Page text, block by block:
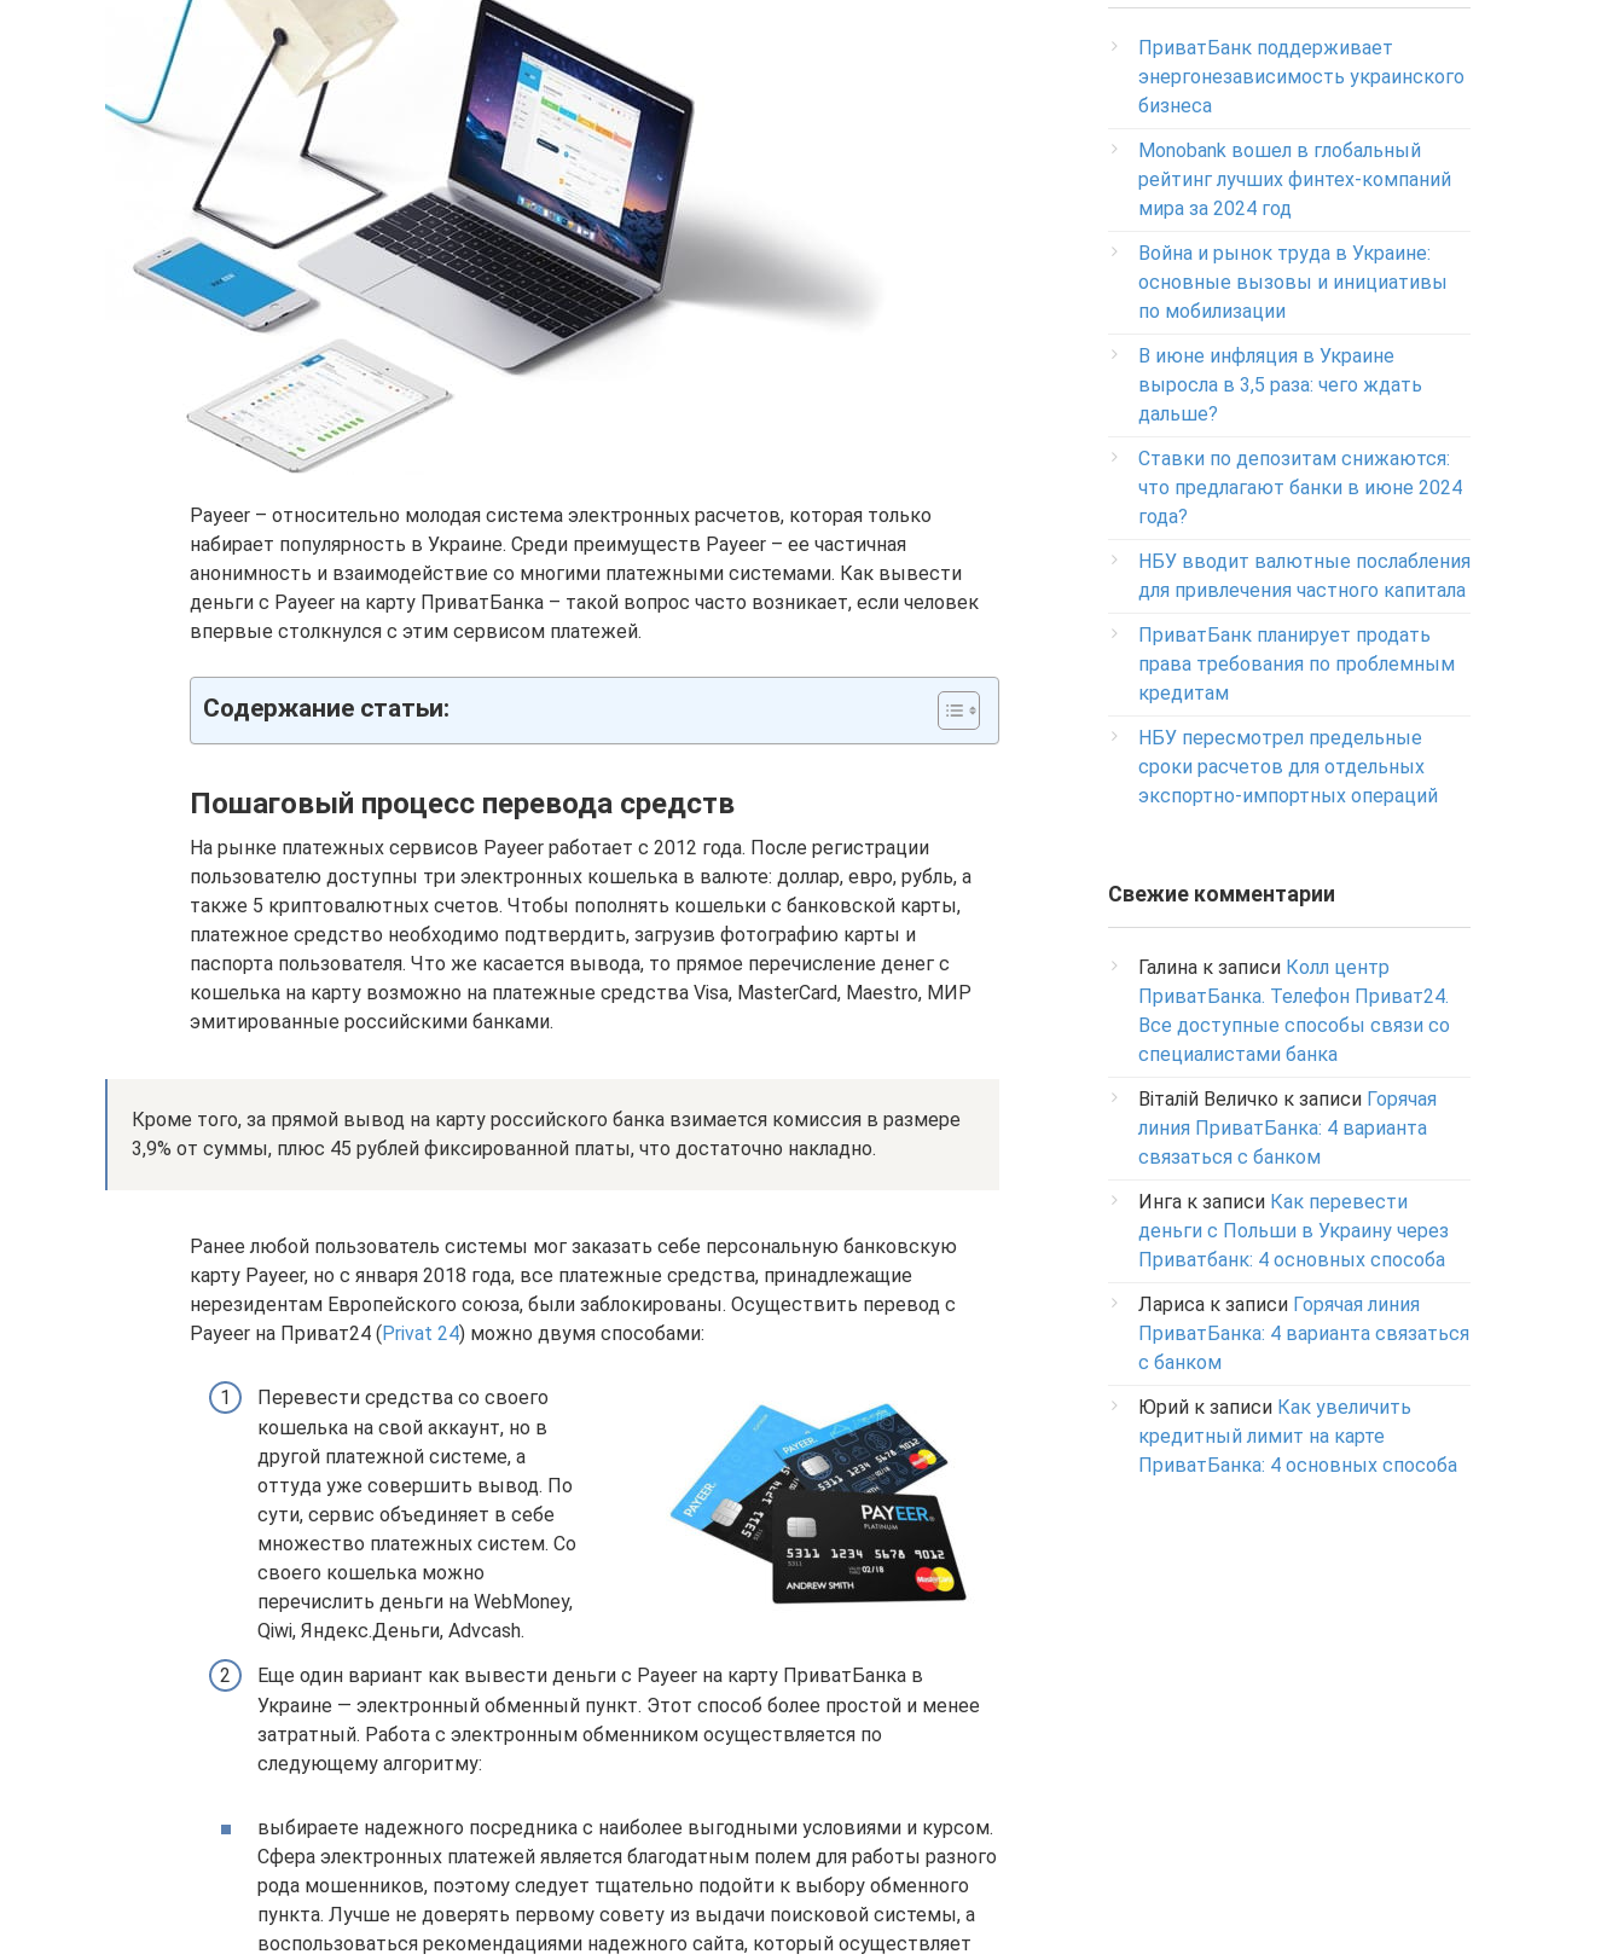
Payeer – относительно молодая система электронных расчетов, которая только
набирает популярность в Украине. Среди преимуществ Payeer – ее частичная
анонимность и взаимодействие со многими платежными системами. Как вывести
деньги с Payeer на карту ПриватБанка – такой вопрос часто возникает, если человек
впервые столкнулся с этим сервисом платежей.
Содержание статьи:
Пошаговый процесс перевода средств
На рынке платежных сервисов Payeer работает с 2012 года. После регистрации
пользователю доступны три электронных кошелька в валюте: доллар, евро, рубль, а
также 5 криптовалютных счетов. Чтобы пополнять кошельки с банковской карты,
платежное средство необходимо подтвердить, загрузив фотографию карты и
паспорта пользователя. Что же касается вывода, то прямое перечисление денег с
кошелька на карту возможно на платежные средства Visa, MasterCard, Maestro, МИР
эмитированные российскими банками.
Кроме того, за прямой вывод на карту российского банка взимается комиссия в размере
3,9% от суммы, плюс 45 рублей фиксированной платы, что достаточно накладно.
Ранее любой пользователь системы мог заказать себе персональную банковскую
карту Payeer, но с января 2018 года, все платежные средства, принадлежащие
нерезидентам Европейского союза, были заблокированы. Осуществить перевод с
Payeer на Приват24 (Privat 24) можно двумя способами:
Перевести средства со своего
кошелька на свой аккаунт, но в
другой платежной системе, а
оттуда уже совершить вывод. По
сути, сервис объединяет в себе
множество платежных систем. Со
своего кошелька можно
перечислить деньги на WebMoney,
Qiwi, Яндекс.Деньги, Advcash.
Еще один вариант как вывести деньги с Payeer на карту ПриватБанка в
Украине — электронный обменный пункт. Этот способ более простой и менее
затратный. Работа с электронным обменником осуществляется по
следующему алгоритму:
выбираете надежного посредника с наиболее выгодными условиями и курсом.
Сфера электронных платежей является благодатным полем для работы разного
рода мошенников, поэтому следует тщательно подойти к выбору обменного
пункта. Лучше не доверять первому совету из выдачи поисковой системы, а
воспользоваться рекомендациями надежного сайта, который осуществляет
Телефон для звонков из-за рубежа
+38-056-716-11-31
корпоративных клиентов ПриватБанка
Колл центр: 3700
Круглосуточный телефон поддержки
VIP­-клиентов ПриватБанка
+38-056-716-12-12
+38-073-900-00-02
Круглосуточный телефон поддержки
владельцев карт класса GOLD
0-800-504-707
Круглосуточный телефон поддержки
обслуживания POS-­терминалов
0-800-500-030
Изменение ПИН-кода карты
0-800-500-804
ПриватБанк поддерживает
энергонезависимость украинского
бизнеса
Monobank вошел в глобальный
рейтинг лучших финтех-компаний
мира за 2024 год
Война и рынок труда в Украине:
основные вызовы и инициативы
по мобилизации
В июне инфляция в Украине
выросла в 3,5 раза: чего ждать
дальше?
Ставки по депозитам снижаются:
что предлагают банки в июне 2024
года?
НБУ вводит валютные послабления
для привлечения частного капитала
ПриватБанк планирует продать
права требования по проблемным
кредитам
НБУ пересмотрел предельные
сроки расчетов для отдельных
экспортно-импортных операций
Свежие комментарии
Галина к записи Колл центр
ПриватБанка. Телефон Приват24.
Все доступные способы связи со
специалистами банка
Віталій Величко к записи Горячая
линия ПриватБанка: 4 варианта
связаться с банком
Инга к записи Как перевести
деньги с Польши в Украину через
Приватбанк: 4 основных способа
Лариса к записи Горячая линия
ПриватБанка: 4 варианта связаться
с банком
Юрий к записи Как увеличить
кредитный лимит на карте
ПриватБанка: 4 основных способа